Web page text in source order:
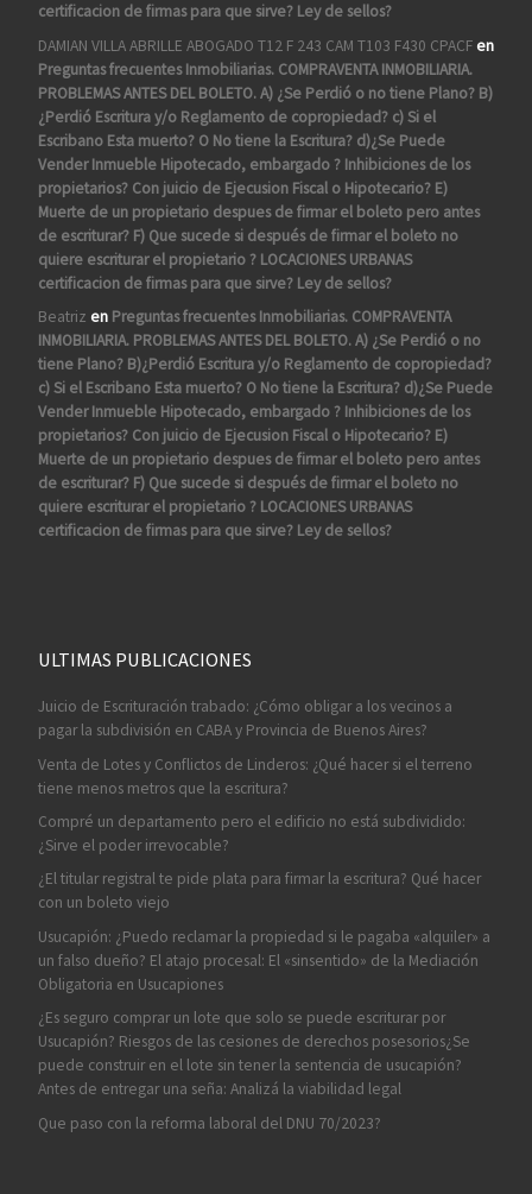
certificacion de firmas para que sirve? Ley de sellos?
DAMIAN VILLA ABRILLE ABOGADO T12 F 243 CAM T103 F430 CPACFen
Preguntas frecuentes Inmobiliarias. COMPRAVENTA INMOBILIARIA.
PROBLEMAS ANTES DEL BOLETO. A) ¿Se Perdió o no tiene Plano? B)
¿Perdió Escritura y/o Reglamento de copropiedad? c) Si el
Escribano Esta muerto? O No tiene la Escritura? d)¿Se Puede
Vender Inmueble Hipotecado, embargado ? Inhibiciones de los
propietarios? Con juicio de Ejecusion Fiscal o Hipotecario? E)
Muerte de un propietario despues de firmar el boleto pero antes
de escriturar? F) Que sucede si después de firmar el boleto no
quiere escriturar el propietario ? LOCACIONES URBANAS
certificacion de firmas para que sirve? Ley de sellos?
Beatriz en Preguntas frecuentes Inmobiliarias. COMPRAVENTA
INMOBILIARIA. PROBLEMAS ANTES DEL BOLETO. A) ¿Se Perdió o no
tiene Plano? B)¿Perdió Escritura y/o Reglamento de copropiedad?
c) Si el Escribano Esta muerto? O No tiene la Escritura? d)¿Se Puede
Vender Inmueble Hipotecado, embargado ? Inhibiciones de los
propietarios? Con juicio de Ejecusion Fiscal o Hipotecario? E)
Muerte de un propietario despues de firmar el boleto pero antes
de escriturar? F) Que sucede si después de firmar el boleto no
quiere escriturar el propietario ? LOCACIONES URBANAS
certificacion de firmas para que sirve? Ley de sellos?
ULTIMAS PUBLICACIONES
Juicio de Escrituración trabado: ¿Cómo obligar a los vecinos a
pagar la subdivisión en CABA y Provincia de Buenos Aires?
Venta de Lotes y Conflictos de Linderos: ¿Qué hacer si el terreno
tiene menos metros que la escritura?
Compré un departamento pero el edificio no está subdividido:
¿Sirve el poder irrevocable?
¿El titular registral te pide plata para firmar la escritura? Qué hacer
con un boleto viejo
Usucapión: ¿Puedo reclamar la propiedad si le pagaba «alquiler» a
un falso dueño? El atajo procesal: El «sinsentido» de la Mediación
Obligatoria en Usucapiones
¿Es seguro comprar un lote que solo se puede escriturar por
Usucapión? Riesgos de las cesiones de derechos posesorios¿Se
puede construir en el lote sin tener la sentencia de usucapión?
Antes de entregar una seña: Analizá la viabilidad legal
Que paso con la reforma laboral del DNU 70/2023?